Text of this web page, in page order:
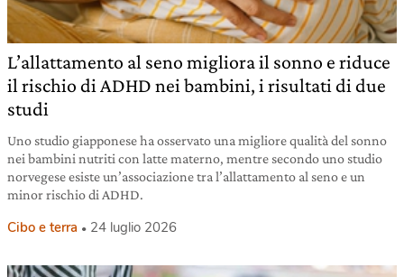
L’allattamento al seno migliora il sonno e riduce
il rischio di ADHD nei bambini, i risultati di due
studi
Uno studio giapponese ha osservato una migliore qualità del sonno
nei bambini nutriti con latte materno, mentre secondo uno studio
norvegese esiste un’associazione tra l’allattamento al seno e un
minor rischio di ADHD.
Cibo e terra 24 luglio 2026